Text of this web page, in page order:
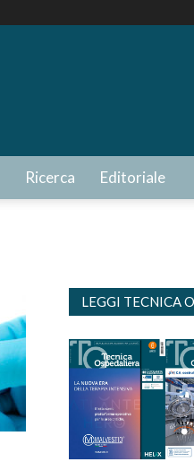
Ricerca Editoriale
LEGGI TECNICA